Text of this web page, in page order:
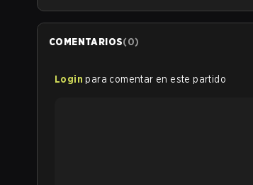
COMENTARIOS(0)
Login para comentar en este partido